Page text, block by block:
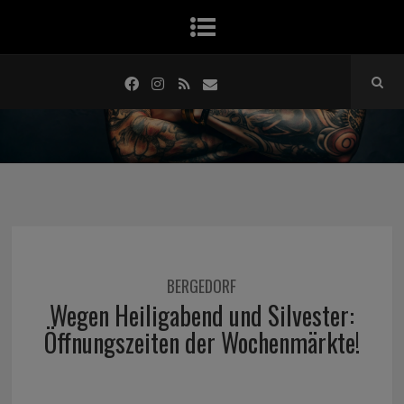
BERGEDORF
Wegen Heiligabend und Silvester:
Öffnungszeiten der Wochenmärkte!